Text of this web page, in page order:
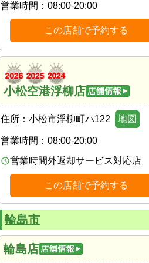
営業時間： 08:00-20:00
この店舗で予約する
小松空港浮柳店
住所： 小松市浮柳町ハ122 地図
営業時間： 08:00-20:00
営業時間外返却サービス対応店
この店舗で予約する
輪島市
輪島店